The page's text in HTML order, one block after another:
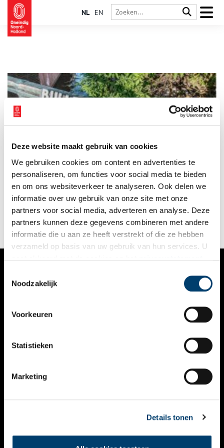
Deze website maakt gebruik van cookies
We gebruiken cookies om content en advertenties te
personaliseren, om functies voor social media te bieden
en om ons websiteverkeer te analyseren. Ook delen we
informatie over uw gebruik van onze site met onze
partners voor social media, adverteren en analyse. Deze
partners kunnen deze gegevens combineren met andere
informatie die u aan ze heeft verstrekt of die ze hebben
verzameld op basis van uw gebruik van hun services. U
Noodzakelijk
Voorkeuren
Statistieken
Marketing
Details tonen
NL EN
Eeuwenlang, totdat halverwege de 19de eeuw de stadswallen
werden geslecht, was er een waterspook of watermonster in
Amsterdam dat de Bullebak heette. Dat wordt tenminste van
generatie op generatie verteld – en dan moet het wel waar
zijn.
VERHALEN
KALENDER
THEMA’S
VIDEO’S
CONTACT